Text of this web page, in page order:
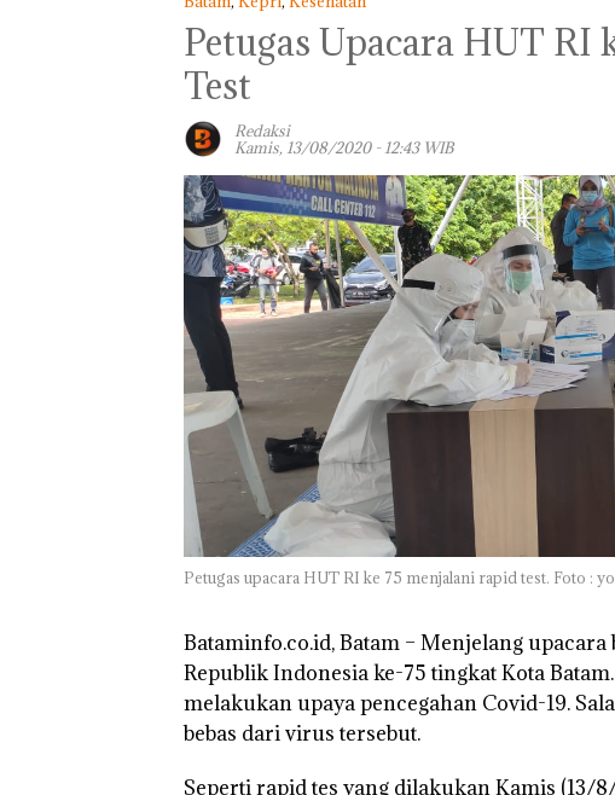
Petugas Upacara HUT RI
Test
Redaksi
Kamis, 13/08/2020 - 12:43 WIB
Petugas upacara HUT RI ke 75 menjalani rapid test. Foto :
Bataminfo.co.id, Batam – Menjelang upacara
Republik Indonesia ke-75 tingkat Kota
melakukan upaya pencegahan Covid-19.
bebas dari virus tersebut.
Seperti rapid tes yang dilakukan Kamis (13/